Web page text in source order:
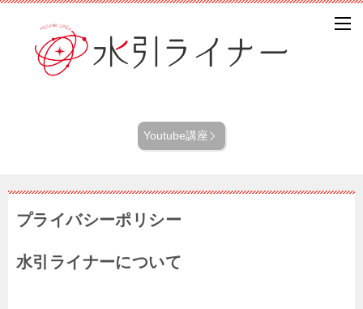
Youtube講座
プライバシーポリシー
水引ライナーについて